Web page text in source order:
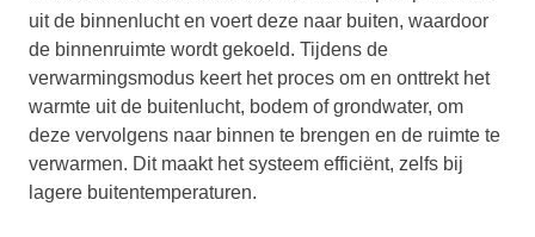
uit de binnenlucht en voert deze naar buiten, waardoor
de binnenruimte wordt gekoeld. Tijdens de
verwarmingsmodus keert het proces om en onttrekt het
warmte uit de buitenlucht, bodem of grondwater, om
deze vervolgens naar binnen te brengen en de ruimte te
verwarmen. Dit maakt het systeem efficiënt, zelfs bij
lagere buitentemperaturen.